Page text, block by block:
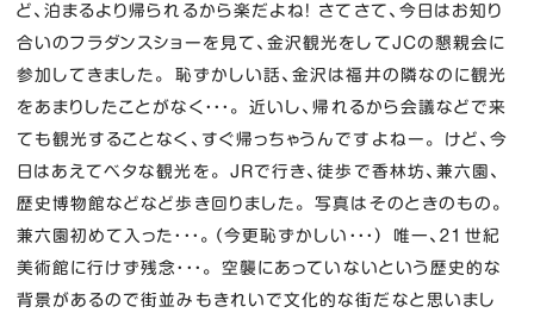
ど、泊まるより帰られるから楽だよね！ さてさて、今日はお知り
合いのフラダンスショーを見て、金沢観光をしてJCの懇親会に
参加してきました。 恥ずかしい話、金沢は福井の隣なのに観光
をあまりしたことがなく・・・。 近いし、帰れるから会議などで来
ても観光することなく、すぐ帰っちゃうんですよねー。 けど、今
日はあえてベタな観光を。 JRで行き、徒歩で香林坊、兼六園、
歴史博物館などなど歩き回りました。 写真はそのときのもの。
兼六園初めて入った・・・。（今更恥ずかしい・・・） 唯一、２１世紀
美術館に行けず残念・・・。 空襲にあっていないという歴史的な
背景があるので街並みもきれいで文化的な街だなと思いまし